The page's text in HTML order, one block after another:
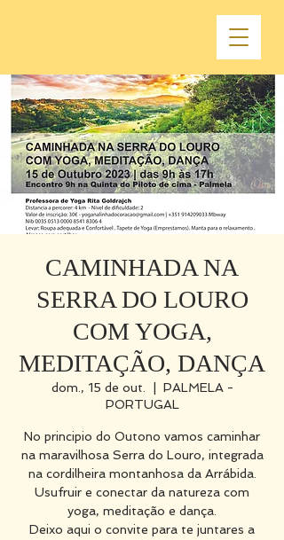
CAMINHADA NA
SERRA DO LOURO
COM YOGA,
MEDITAÇÃO, DANÇA
dom., 15 de out.
PALMELA -
PORTUGAL
No principio do Outono vamos caminhar
na maravilhosa Serra do Louro, integrada
na cordilheira montanhosa da Arrábida.
Usufruir e conectar da natureza com
yoga, meditação e dança.
Deixo aqui o convite para te juntares a